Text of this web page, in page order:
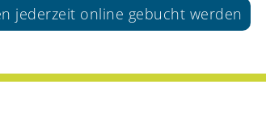
jederzeit online gebucht werden